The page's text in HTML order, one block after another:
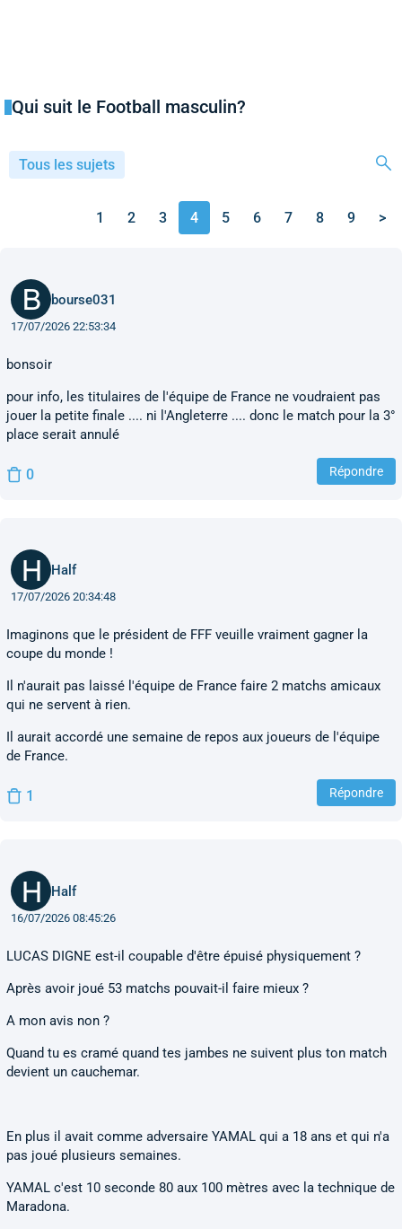
Qui suit le Football masculin?
Tous les sujets
1 2 3 4 5 6 7 8 9 >
bourse031
17/07/2026 22:53:34
bonsoir
pour info, les titulaires de l'équipe de France ne voudraient pas
jouer la petite finale .... ni l'Angleterre .... donc le match pour la 3°
place serait annulé
0 Répondre
Half
17/07/2026 20:34:48
Imaginons que le président de FFF veuille vraiment gagner la
coupe du monde !
Il n'aurait pas laissé l'équipe de France faire 2 matchs amicaux
qui ne servent à rien.
Il aurait accordé une semaine de repos aux joueurs de l'équipe
de France.
1 Répondre
Half
16/07/2026 08:45:26
LUCAS DIGNE est-il coupable d'être épuisé physiquement ?
Après avoir joué 53 matchs pouvait-il faire mieux ?
A mon avis non ?
Quand tu es cramé quand tes jambes ne suivent plus ton match
devient un cauchemar.
En plus il avait comme adversaire YAMAL qui a 18 ans et qui n'a
pas joué plusieurs semaines.
YAMAL c'est 10 seconde 80 aux 100 mètres avec la technique de
Maradona.